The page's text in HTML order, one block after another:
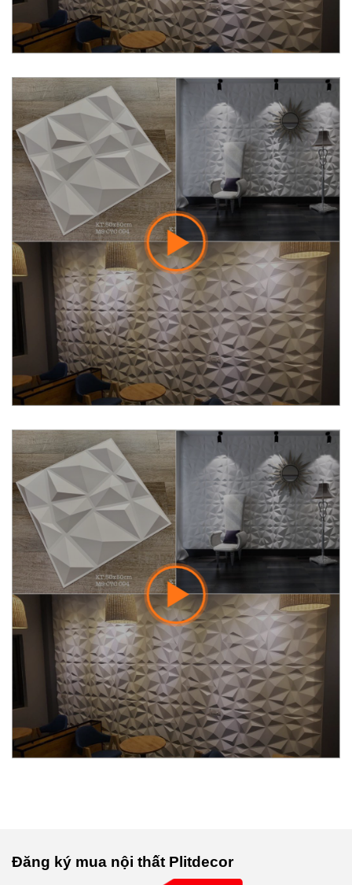
Đăng ký mua nội thất Plitdecor